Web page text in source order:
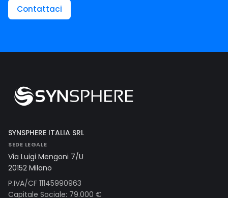
Contattaci
SYNSPHERE ITALIA SRL
SEDE LEGALE
Via Luigi Mengoni 7/U
20152 Milano
P.IVA/CF 11145990963
Capitale Sociale: 79.000 €